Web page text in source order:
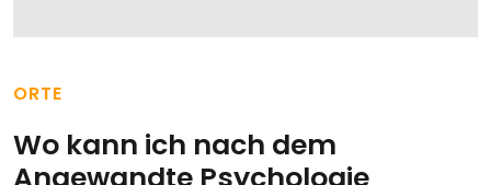
ORTE
Wo kann ich nach dem